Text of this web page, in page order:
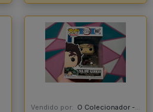
Vendido por: O Colecionador - SP